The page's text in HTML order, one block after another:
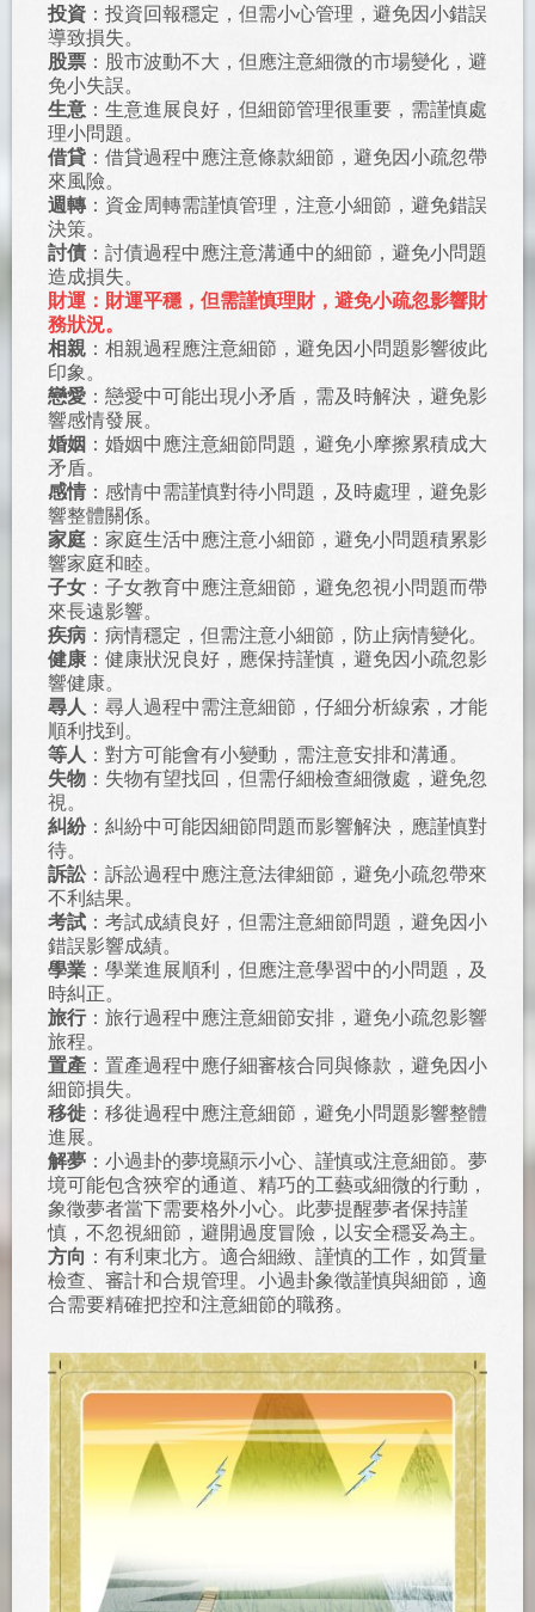
投資 ：投資回報穩定，但需小心管理，避免因小錯誤
導致損失。
股票 ：股市波動不大，但應注意細微的市場變化，避
免小失誤。
生意 ：生意進展良好，但細節管理很重要，需謹慎處
理小問題。
借貸 ：借貸過程中應注意條款細節，避免因小疏忽帶
來風險。
週轉 ：資金周轉需謹慎管理，注意小細節，避免錯誤
決策。
討債 ：討債過程中應注意溝通中的細節，避免小問題
造成損失。
財運：財運平穩，但需謹慎理財，避免小疏忽影響財
務狀況。
相親 ：相親過程應注意細節，避免因小問題影響彼此
印象。
戀愛 ：戀愛中可能出現小矛盾，需及時解決，避免影
響感情發展。
婚姻 ：婚姻中應注意細節問題，避免小摩擦累積成大
矛盾。
感情 ：感情中需謹慎對待小問題，及時處理，避免影
響整體關係。
家庭 ：家庭生活中應注意小細節，避免小問題積累影
響家庭和睦。
子女 ：子女教育中應注意細節，避免忽視小問題而帶
來長遠影響。
疾病 ：病情穩定，但需注意小細節，防止病情變化。
健康 ：健康狀況良好，應保持謹慎，避免因小疏忽影
響健康。
尋人 ：尋人過程中需注意細節，仔細分析線索，才能
順利找到。
等人 ：對方可能會有小變動，需注意安排和溝通。
失物 ：失物有望找回，但需仔細檢查細微處，避免忽
視。
糾紛：糾紛中可能因細節問題而影響解決，應謹慎對
待。
訴訟：訴訟過程中應注意法律細節，避免小疏忽帶來
不利結果。
考試 ：考試成績良好，但需注意細節問題，避免因小
錯誤影響成績。
學業 ：學業進展順利，但應注意學習中的小問題，及
時糾正。
旅行：旅行過程中應注意細節安排，避免小疏忽影響
旅程。
置產 ：置產過程中應仔細審核合同與條款，避免因小
細節損失。
移徙 ：移徙過程中應注意細節，避免小問題影響整體
進展。
解夢 ：小過卦的夢境顯示小心、謹慎或注意細節。夢
境可能包含狹窄的通道、精巧的工藝或細微的行動，
象徵夢者當下需要格外小心。此夢提醒夢者保持謹
慎，不忽視細節，避開過度冒險，以安全穩妥為主。
方向 ：有利東北方。適合細緻、謹慎的工作，如質量
檢查、審計和合規管理。小過卦象徵謹慎與細節，適
合需要精確把控和注意細節的職務。